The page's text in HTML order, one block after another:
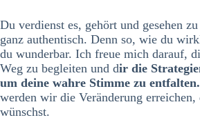
Du verdienst es, gehört und gesehen
ganz authentisch. Denn so, wie du
du wunderbar. Ich freue mich darauf,
Weg zu begleiten und dir die
um deine wahre Stimme zu entfalten.
werden wir die Veränderung
wünschst.